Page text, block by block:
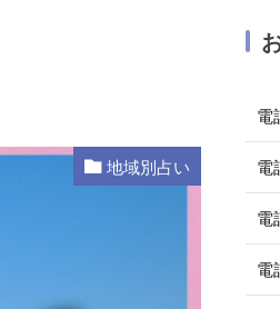
地域別占い
電
電
電
電